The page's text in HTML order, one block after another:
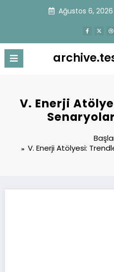
Ağustos 6, 2026
V. Enerji
V. Enerji Atölyesi: